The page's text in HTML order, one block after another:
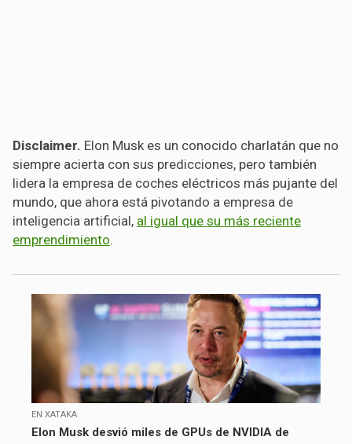
Disclaimer. Elon Musk es un conocido charlatán que no
siempre acierta con sus predicciones, pero también
lidera la empresa de coches eléctricos más pujante del
mundo, que ahora está pivotando a empresa de
inteligencia artificial, al igual que su más reciente
emprendimiento.
EN XATAKA
Elon Musk desvió miles de GPUs de NVIDIA de